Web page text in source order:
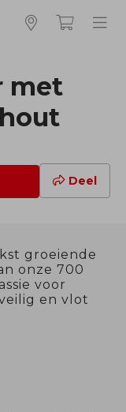
met
Deel
groeiende
onze 700
voor
en vlot